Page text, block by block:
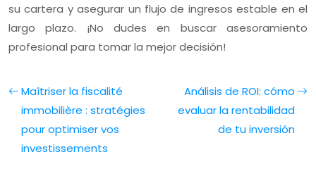
su cartera y asegurar un flujo de ingresos estable en el
largo plazo. ¡No dudes en buscar asesoramiento
profesional para tomar la mejor decisión!
Maîtriser la fiscalité
immobilière : stratégies
pour optimiser vos
investissements
Análisis de ROI: cómo
evaluar la rentabilidad
de tu inversión